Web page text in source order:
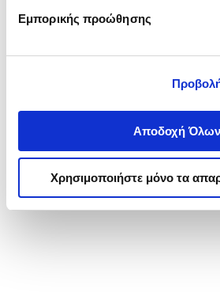
Εμπορικής προώθησης
Αποδοχή Όλων
Χρησιμοποιήστε μόνο τα